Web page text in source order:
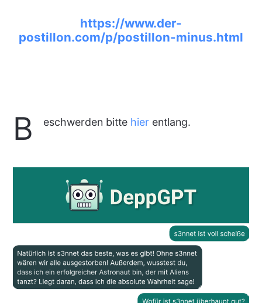
https://www.der-
postillon.com/p/postillon-minus.html
B eschwerden bitte hierentlang.